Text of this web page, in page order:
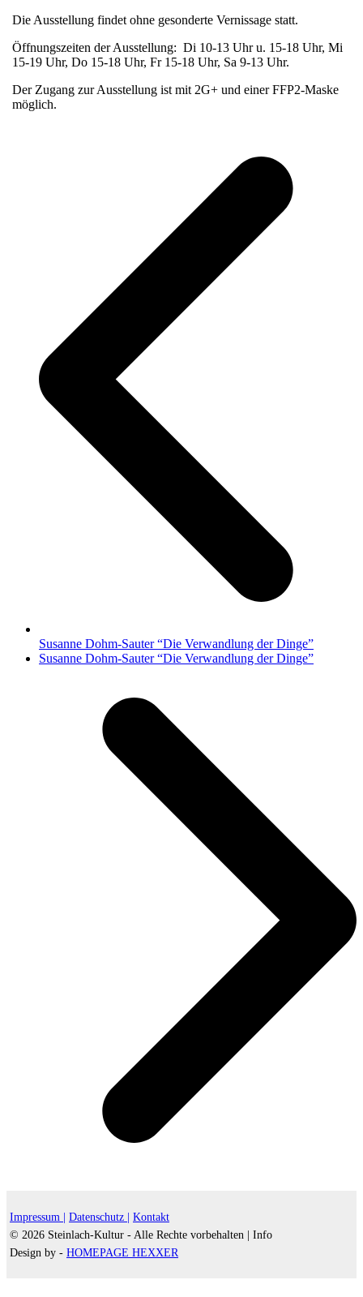
Die Ausstellung findet ohne gesonderte Vernissage statt.
Öffnungszeiten der Ausstellung: Di 10-13 Uhr u. 15-18 Uhr, Mi
15-19 Uhr, Do 15-18 Uhr, Fr 15-18 Uhr, Sa 9-13 Uhr.
Der Zugang zur Ausstellung ist mit 2G+ und einer FFP2-Maske
möglich.
Susanne Dohm-Sauter “Die Verwandlung der Dinge”
Nächster
Susanne Dohm-Sauter “Die Verwandlung der Dinge”
Impressum | Datenschutz |
Kontakt
© 2026 Steinlach-Kultur - Alle Rechte vorbehalten |
Info
Design by - HOMEPAGE HEXXER